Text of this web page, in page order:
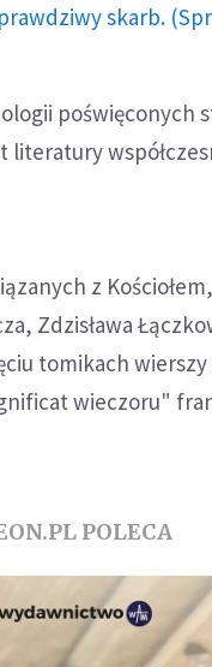
skarb.
poświęconych
literatury
z
Zdzisława
tomikach
wieczoru"
POLECA